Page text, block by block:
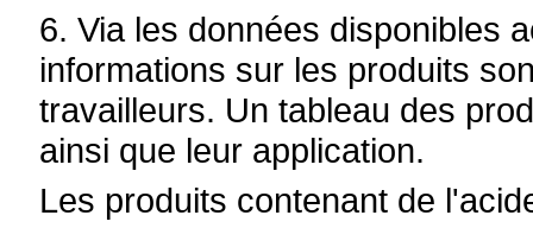
6. Via les données disponibles
informations sur les produits
travailleurs. Un tableau des
ainsi que leur application.
Les produits contenant de